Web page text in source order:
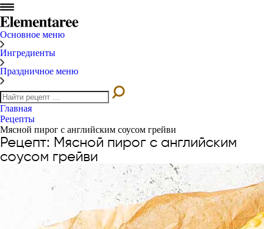
Основное меню
Ингредиенты
Праздничное меню
Главная
Рецепты
Мясной пирог с английским соусом грейви
Рецепт: Мясной пирог с английским
соусом грейви